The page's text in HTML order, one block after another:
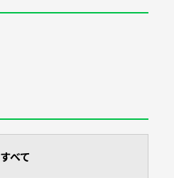
すべて